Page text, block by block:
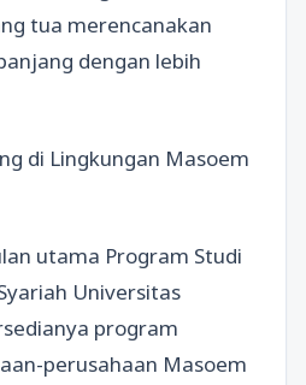
tua merencanakan
dengan lebih
di Lingkungan Masoem
utama Program Studi
Universitas
program
perusahaan Masoem